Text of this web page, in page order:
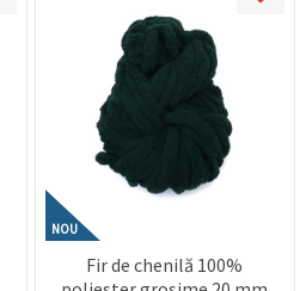
NOU
Fir de chenilă 100%